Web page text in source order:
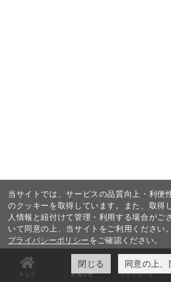
トップ お知らせ スケジュール
当サイトでは、サービスの品質向上・利便
のクッキーを取得しています。また、取得
人情報と紐付けて管理・利用する場合がご
いて同意の上、当サイトをご利用ください
プライバシーポリシーをご確認ください。
閉じる 同意の上、